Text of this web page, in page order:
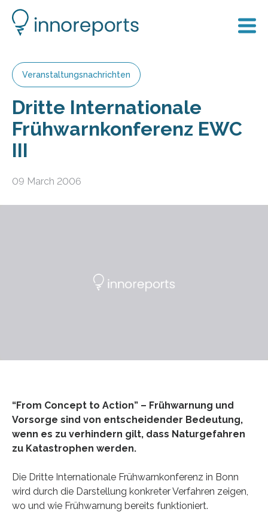
Veranstaltungsnachrichten
Dritte Internationale
Frühwarnkonferenz EWC
III
09 March 2006
“From Concept to Action” – Frühwarnung und
Vorsorge sind von entscheidender Bedeutung,
wenn es zu verhindern gilt, dass Naturgefahren
zu Katastrophen werden.
Die Dritte Internationale Frühwarnkonferenz in Bonn
wird durch die Darstellung konkreter Verfahren zeigen,
wo und wie Frühwarnung bereits funktioniert.